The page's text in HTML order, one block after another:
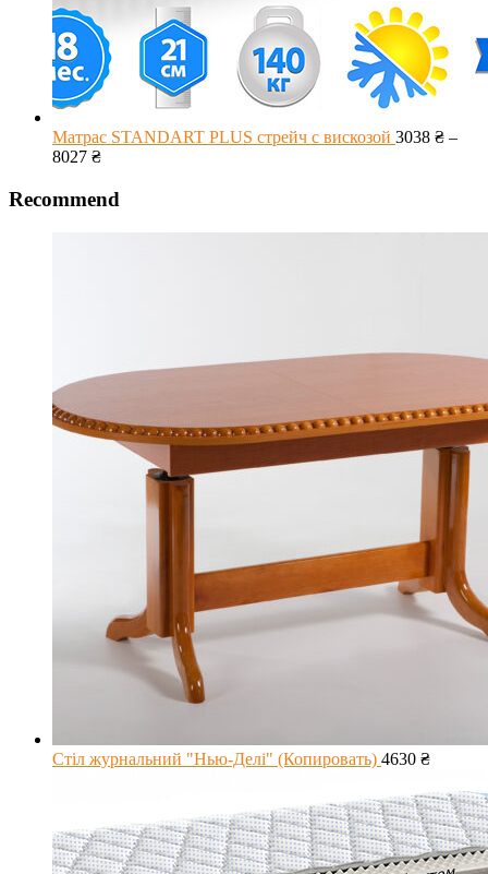
Матрас STANDART PLUS стрейч с вискозой 3038 ₴ –
8027 ₴
Recommend
Стіл журнальний "Нью-Делі" (Копировать) 4630 ₴